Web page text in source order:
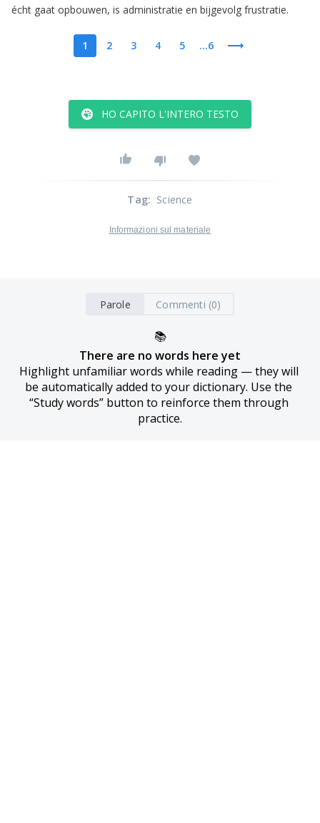
écht gaat opbouwen, is administratie en bijgevolg frustratie.
1 2 3 4 5 ...6
HO CAPITO L'INTERO TESTO
Tag: Science
Informazioni sul materiale
Parole Commenti (0)
📚
There are no words here yet
Highlight unfamiliar words while reading — they will
be automatically added to your dictionary. Use the
“Study words” button to reinforce them through
practice.